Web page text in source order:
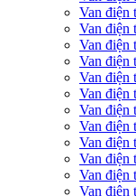
Van điện
Van điện
Van điện
Van điện
Van điện
Van điện
Van điện
Van điện
Van điện
Van điện
Van điện
Van điện